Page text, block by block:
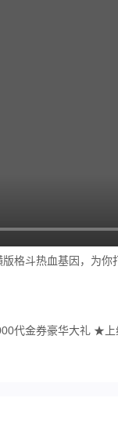
格斗热血基因，为
代金券豪华大礼 ★上